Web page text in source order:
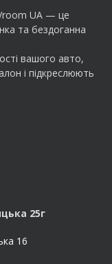
UA — це
та бездоганна
вашого авто,
і підкреслюють
25г
16